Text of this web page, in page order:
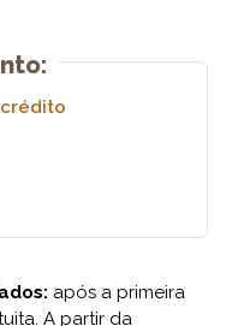
após a primeira
A partir da